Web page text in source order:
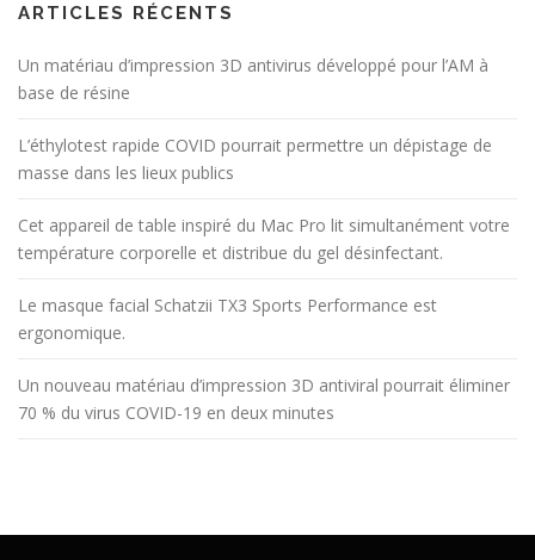
ARTICLES RÉCENTS
Un matériau d’impression 3D antivirus développé pour l’AM à
base de résine
L’éthylotest rapide COVID pourrait permettre un dépistage de
masse dans les lieux publics
Cet appareil de table inspiré du Mac Pro lit simultanément votre
température corporelle et distribue du gel désinfectant.
Le masque facial Schatzii TX3 Sports Performance est
ergonomique.
Un nouveau matériau d’impression 3D antiviral pourrait éliminer
70 % du virus COVID-19 en deux minutes